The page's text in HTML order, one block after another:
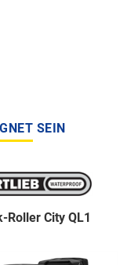
SEIN
Roller City QL1